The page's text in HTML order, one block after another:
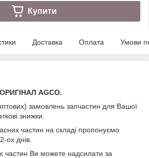
Купити
Доставка Оплата Умови
AGCO.
замовлень запчастин для Вашої
знижки.
частин на складі пропонуємо
ох днів.
частин Ви можете надсилати за